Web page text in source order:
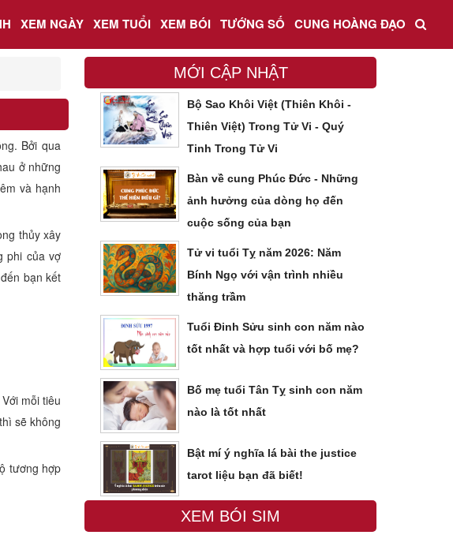
XEM NGÀY XEM TUỔI XEM BÓI TƯỚNG SỐ CUNG HOÀNG ĐẠO
Bởi qua
ở những
và hạnh
thủy xây
phi của vợ
bạn kết
mỗi tiêu
sẽ không
tương hợp
MỚI CẬP NHẬT
Bộ Sao Khôi Việt (Thiên Khôi -
Thiên Việt) Trong Tử Vi - Quý
Tinh Trong Tử Vi
Bàn về cung Phúc Đức - Những
ảnh hưởng của dòng họ đến
cuộc sống của bạn
Tử vi tuổi Tỵ năm 2026: Năm
Bính Ngọ với vận trình nhiều
thăng trầm
Tuổi Đinh Sửu sinh con năm nào
tốt nhất và hợp tuổi với bố mẹ?
Bố mẹ tuổi Tân Tỵ sinh con năm
nào là tốt nhất
Bật mí ý nghĩa lá bài the justice
tarot liệu bạn đã biết!
XEM BÓI SIM